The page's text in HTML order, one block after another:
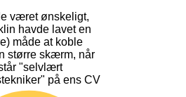
været ønskeligt,
havde lavet en
måde at koble
større skærm, når
"selvlært
på ens CV